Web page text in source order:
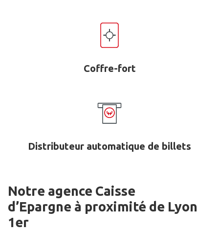
Coffre-fort
Distributeur automatique de billets
Notre agence Caisse
d’Epargne à proximité de Lyon
1er